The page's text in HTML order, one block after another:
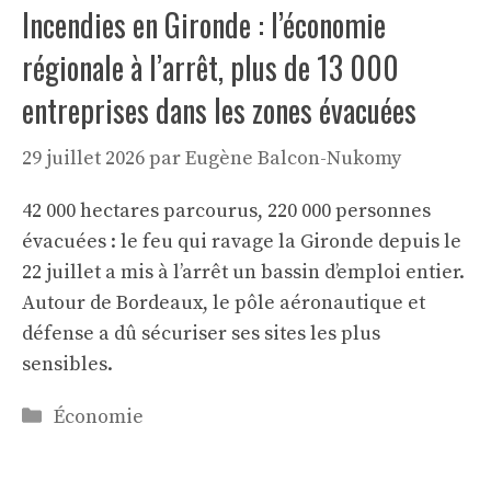
Incendies en Gironde : l’économie
régionale à l’arrêt, plus de 13 000
entreprises dans les zones évacuées
29 juillet 2026parEugène Balcon-Nukomy
42 000 hectares parcourus, 220 000 personnes
évacuées : le feu qui ravage la Gironde depuis le
22 juillet a mis à l’arrêt un bassin d’emploi entier.
Autour de Bordeaux, le pôle aéronautique et
défense a dû sécuriser ses sites les plus
sensibles.
Catégories
Économie